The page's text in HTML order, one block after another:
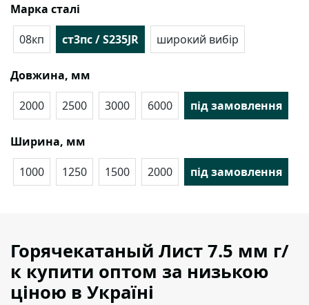
Марка сталі
08кп
ст3пс / S235JR широкий вибір
Довжина, мм
2000
2500 3000 6000 під замовлення
Ширина, мм
1000
1250 1500 2000 під замовлення
Горячекатаный Лист 7.5 мм г/
к купити оптом за низькою
ціною в Україні